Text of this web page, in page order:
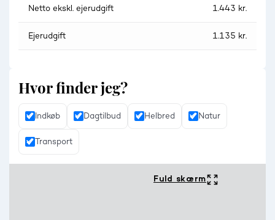
Netto ekskl. ejerudgift 1.443 kr.
Ejerudgift 1.135 kr.
Hvor finder jeg?
Indkøb Dagtilbud Helbred Natur
Transport
Fuld skærm